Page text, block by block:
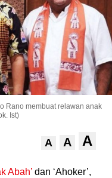
Rano membuat relawan anak
Ist)
A A A
Abah’ dan ‘Ahoker’,